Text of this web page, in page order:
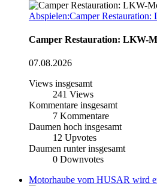
Abspielen:Camper Restauration:
Camper Restauration: LKW-
07.08.2026
Views insgesamt
241 Views
Kommentare insgesamt
7 Kommentare
Daumen hoch insgesamt
12 Upvotes
Daumen runter insgesamt
0 Downvotes
Motorhaube vom HUSAR wird